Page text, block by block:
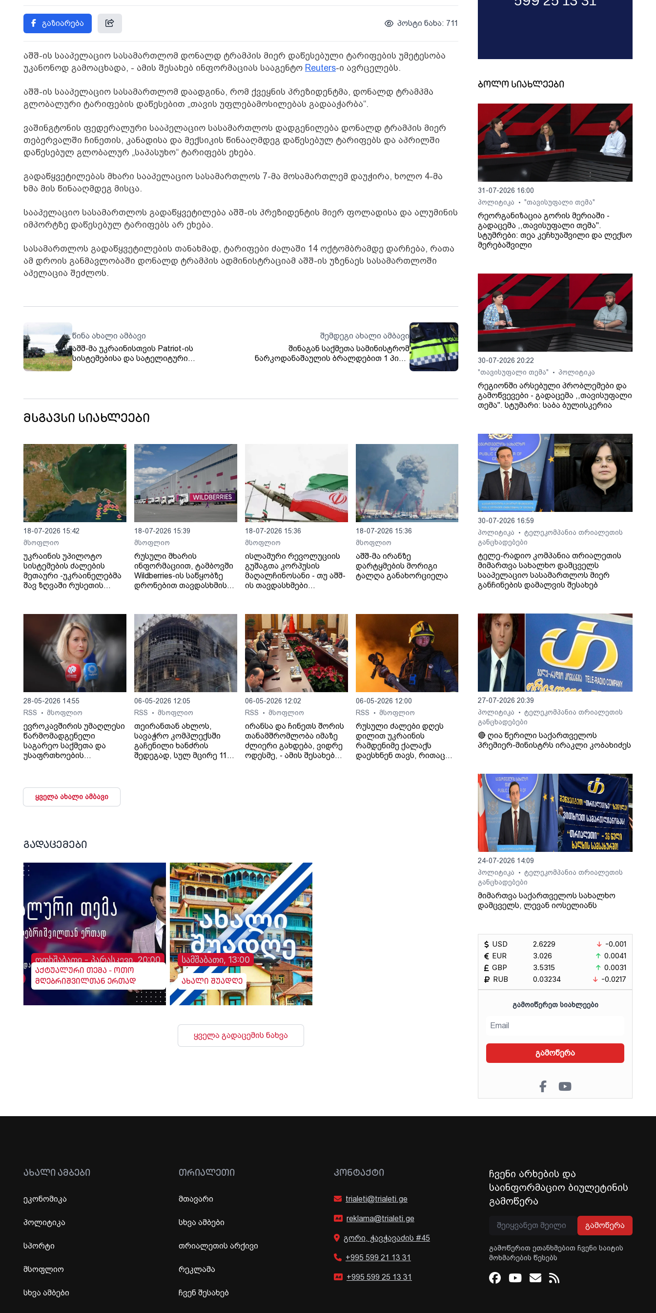
გაზიარება პოსტი ნახა: 711
აშშ-ის სააპელაციო სასამართლომ დონალდ ტრამპის მიერ დაწესებული ტარიფების უმეტესობა
უკანონოდ გამოაცხადა, - ამის შესახებ ინფორმაციას სააგენტო Reuters-ი ავრცელებს.
აშშ-ის სააპელაციო სასამართლომ დაადგინა, რომ ქვეყნის პრეზიდენტმა, დონალდ ტრამპმა
გლობალური ტარიფების დაწესებით „თავის უფლებამოსილებას გადააჭარბა“.
ვაშინგტონის ფედერალური სააპელაციო სასამართლოს დადგენილება დონალდ ტრამპის მიერ
თებერვალში ჩინეთის, კანადისა და მექსიკის წინააღმდეგ დაწესებულ ტარიფებს და აპრილში
დაწესებულ გლობალურ „საპასუხო“ ტარიფებს ეხება.
გადაწყვეტილებას მხარი სააპელაციო სასამართლოს 7-მა მოსამართლემ დაუჭირა, ხოლო 4-მა
ხმა მის წინააღმდეგ მისცა.
სააპელაციო სასამართლოს გადაწყვეტილება აშშ-ის პრეზიდენტის მიერ ფოლადისა და ალუმინის
იმპორტზე დაწესებულ ტარიფებს არ ეხება.
სასამართლოს გადაწყვეტილების თანახმად, ტარიფები ძალაში 14 ოქტომბრამდე დარჩება, რათა
ამ დროის განმავლობაში დონალდ ტრამპის ადმინისტრაციამ აშშ-ის უზენაეს სასამართლოში
აპელაცია შეძლოს.
წინა ახალი ამბავი
აშშ-მა უკრაინისთვის Patriot-ის
სისტემებისა და სატელიტური
შემდეგი ახალი ამბავი
შინაგან საქმეთა სამინისტრომ
ნარკოდანაშაულის ბრალდებით 1 პირი
დააკავა
მსგავსი სიახლეები
18-07-2026 15:42
მსოფლიო
უკრაინის უპილოტო
სისტემების ძალების
მეთაური -უკრაინელებმა
შავ ზღვაში რუსეთის
18-07-2026 15:39
მსოფლიო
რუსული მხარის
ინფორმაციით, ტამბოვში
Wildberries-ის საწყობზე
დრონებით თავდასხმის
18-07-2026 15:36
მსოფლიო
ისლამური რევოლუციის
გუშაგთა კორპუსის
მაღალჩინოსანი - თუ აშშ-
ის თავდასხმები
შეტევითი ოპერაციების
ფაზაში გადავალთ.
18-07-2026 15:36
მსოფლიო
აშშ-მა ირანზე
დარტყმების მორიგი
ტალღა განახორციელა
28-05-2026 14:55
RSS
• მსოფლიო
ევროკავშირის უმაღლესი
წარმომადგენელი
საგარეო საქმეთა და
უსაფრთხოების
საკითხზე
მოლაპარაკებების
საქართველოდან და
ჯარების გაყვანის
საკითხსაც დააყენებს.
06-05-2026 12:05
RSS
• მსოფლიო
თეირანთან ახლოს,
სავაჭრო კომპლექსში
გაჩენილი ხანძრის
შედეგად, სულ მცირე 11
ანდიშეში გაჩნდა, სადაც
250-ზე მეტი კომერციული
და 50 საოფისე ფართია
განთავსებული.
06-05-2026 12:02
RSS
• მსოფლიო
ირანსა და ჩინეთს შორის
თანამშრომლობა იმაზე
ძლიერი გახდება, ვიდრე
ოდესმე, - ამის შესახებ
შეხვედრაზე ჩინეთს
„ირანის ახლო მეგობარი“
უწოდა. „არსებულ
ვითარებაში, ჩვენს
ქვეყნებს შორის
ორმხრივი
თანამშრომლობა კიდევ
უფრო გაძლიერდება“, -
განაცხადა აბას არაღჩიმ.
06-05-2026 12:00
RSS
• მსოფლიო
რუსული ძალები დღეს
დილით უკრაინის
რამდენიმე ქალაქს
დაესხნენ თავს, რითაც
ყველა ახალი ამბავი
გადაცემები
ოთხშაბათი - პარასკევი, 20:00
აქტუალური თემა - ოთო
მღებრიშვილთან ერთად
სამშაბათი, 13:00
ახალი შუადღე
ყველა გადაცემის ნახვა
ბოლო სიახლეები
31-07-2026 16:00
პოლიტიკა
• "თავისუფალი თემა"
რეორგანიზაცია გორის მერიაში -
გადაცემა ,,თავისუფალი თემა".
სტუმრები: თეა კეჩხუაშვილი და ლექსო
მერებაშვილი
30-07-2026 20:22
"თავისუფალი თემა"
• პოლიტიკა
რეგიონში არსებული პრობლემები და
გამოწვევები - გადაცემა ,,თავისუფალი
თემა". სტუმარი: საბა ბულისკერია
30-07-2026 16:59
პოლიტიკა
•
ტელეკომპანია თრიალეთის
განცხადებები
ტელე-რადიო კომპანია თრიალეთის
მიმართვა სახალხო დამცველს
სააპელაციო სასამართლოს მიერ
განჩინების დამალვის შესახებ
27-07-2026 20:39
პოლიტიკა
•
ტელეკომპანია თრიალეთის
განცხადებები
🔴 ღია წერილი საქართველოს
პრემიერ-მინისტრს ირაკლი კობახიძეს
24-07-2026 14:09
პოლიტიკა
•
ტელეკომპანია თრიალეთის
განცხადებები
მიმართვა საქართველოს სახალხო
დამცველს, ლევან იოსელიანს
USD
EUR
GBP
RUB
2.6229
3.026
3.5315
0.03234
-0.001
0.0041
0.0031
-0.0217
ᲒᲐᲛᲝᲘᲬᲔᲠᲔᲗ ᲡᲘᲐᲮᲚᲔᲔᲑᲘ
გამოწერა
ᲐᲮᲐᲚᲘ ᲐᲛᲑᲔᲑᲘ
ეკონომიკა
პოლიტიკა
სპორტი
მსოფლიო
სხვა ამბები
ᲗᲠᲘᲐᲚᲔᲗᲘ
მთავარი
სხვა ამბები
თრიალეთის არქივი
რეკლამა
ჩვენ შესახებ
ᲙᲝᲜᲢᲐᲥᲢᲘ
trialeti@trialeti.ge
reklama@trialeti.ge
გორი, ჭავჭავაძის #45
+995 599 21 13 31
+995 599 25 13 31
ჩვენი არხების და
საინფორმაციო ბიულეტინის
გამოწერა
გამოწერა
გამოწერით ეთანხმებით ჩვენი საიტის
მოხმარების წესებს
Facebook
Youtube
Email
RSS